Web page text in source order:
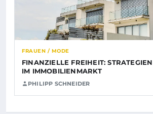
FRAUEN / MODE
FINANZIELLE FREIHEIT:
IM IMMOBILIENMARKT
PHILIPP SCHNEIDER